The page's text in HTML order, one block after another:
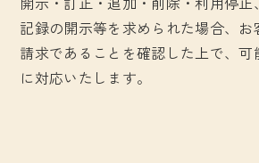
記録の開示等を求められた場合、
請求であることを確認した上で、
に対応いたします。